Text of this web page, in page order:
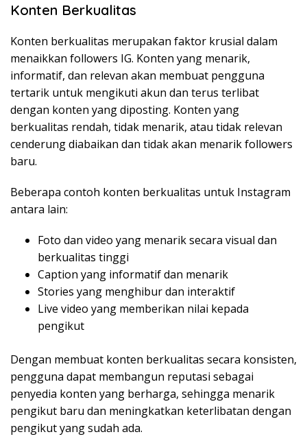
Konten Berkualitas
Konten berkualitas merupakan faktor krusial dalam
menaikkan followers IG. Konten yang menarik,
informatif, dan relevan akan membuat pengguna
tertarik untuk mengikuti akun dan terus terlibat
dengan konten yang diposting. Konten yang
berkualitas rendah, tidak menarik, atau tidak relevan
cenderung diabaikan dan tidak akan menarik followers
baru.
Beberapa contoh konten berkualitas untuk Instagram
antara lain:
Foto dan video yang menarik secara visual dan
berkualitas tinggi
Caption yang informatif dan menarik
Stories yang menghibur dan interaktif
Live video yang memberikan nilai kepada
pengikut
Dengan membuat konten berkualitas secara konsisten,
pengguna dapat membangun reputasi sebagai
penyedia konten yang berharga, sehingga menarik
pengikut baru dan meningkatkan keterlibatan dengan
pengikut yang sudah ada.